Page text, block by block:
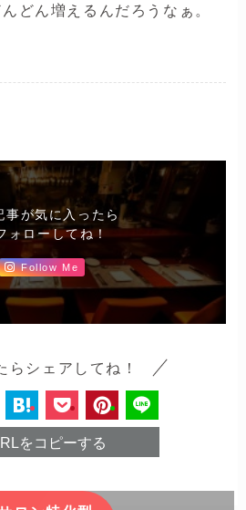
どん増えるんだろうなぁ。
事が気に入ったら
ォローしてね！
Follow Me
らシェアしてね！
をコピーする